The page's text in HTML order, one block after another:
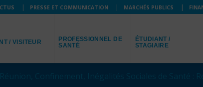
PRESSE ET COMMUNICATION MARCHÉS PUBLICS
/ VISITEUR
PROFESSIONNEL DE
SANTÉ
ÉTUDIANT /
STAGIAIRE